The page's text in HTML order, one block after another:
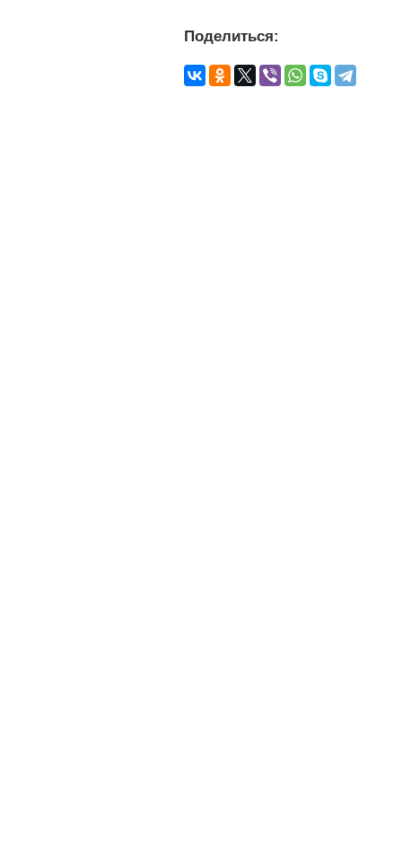
Поделиться: